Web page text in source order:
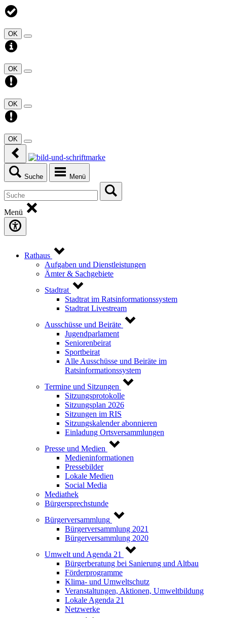
OK
OK
OK
OK
Suche Menü
Menü
Rathaus
Aufgaben und Dienstleistungen
Ämter & Sachgebiete
Stadtrat
Stadtrat im Ratsinformationssystem
Stadtrat Livestream
Ausschüsse und Beiräte
Jugendparlament
Seniorenbeirat
Sportbeirat
Alle Ausschüsse und Beiräte im
Ratsinformationssystem
Termine und Sitzungen
Sitzungsprotokolle
Sitzungsplan 2026
Sitzungen im RIS
Sitzungskalender abonnieren
Einladung Ortsversammlungen
Presse und Medien
Medieninformationen
Pressebilder
Lokale Medien
Social Media
Mediathek
Bürgersprechstunde
Bürgerversammlung
Bürgerversammlung 2021
Bürgerversammlung 2020
Umwelt und Agenda 21
Bürgerberatung bei Sanierung und Altbau
Förderprogramme
Klima- und Umweltschutz
Veranstaltungen, Aktionen, Umweltbildung
Lokale Agenda 21
Netzwerke